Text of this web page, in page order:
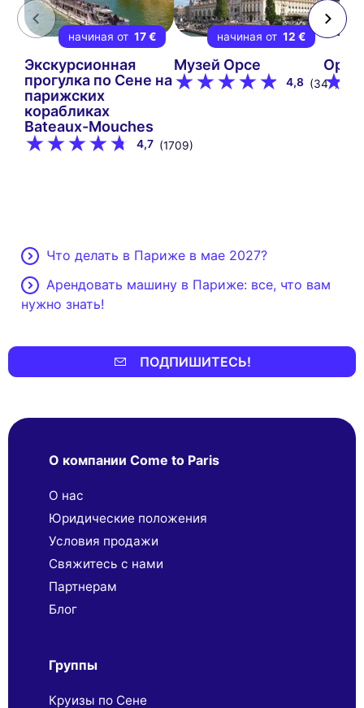
начиная от 17 €
Экскурсионная
прогулка по Сене на
парижских
корабликах
Bateaux-Mouches
4,7 (1709)
начиная от 12 €
Музей Орсе
4,8 (347)
Что делать в Париже в мае 2027?
Арендовать машину в Париже: все, что вам
нужно знать!
ПОДПИШИТЕСЬ!
О компании Come to Paris
О нас
Юридические положения
Условия продажи
Свяжитесь с нами
Партнерaм
Блог
Группы
Круизы по Сене